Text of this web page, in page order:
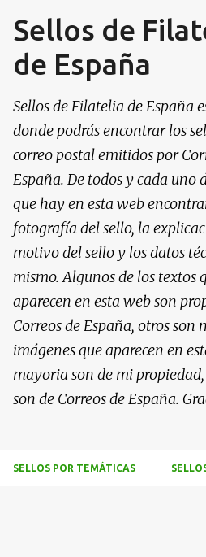
Ir al contenido
Sellos de
de España
Sellos de Filatelia de España
donde podrás encontrar los
correo postal emitidos por
España. De todos y cada uno
que hay en esta web
fotografía del sello, la
motivo del sello y los datos
mismo. Algunos de los textos
aparecen en esta web son
Correos de España, otros son
imágenes que aparecen en
mayoria son de mi
son de Correos de España.
SELLOS POR TEMÁTICAS